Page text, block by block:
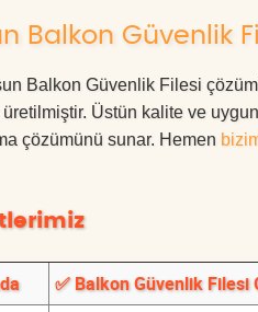
Balkon Güvenlik
Balkon Güvenlik Filesi
Üstün kalite ve
çözümünü sunar. Hemen
✅ Balkon Güvenlik Filesi